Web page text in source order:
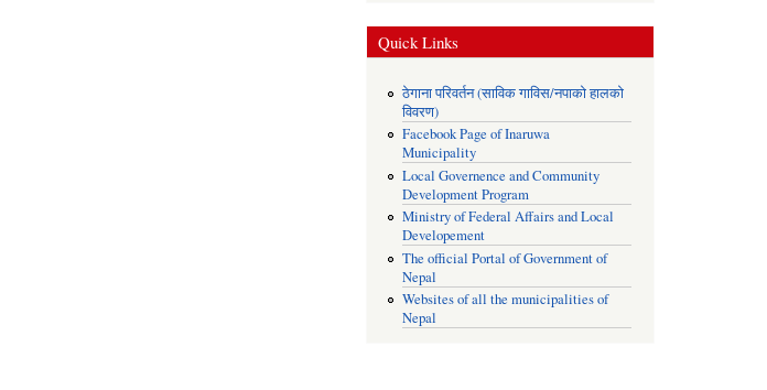
Quick Links
ठेगाना परिवर्तन (साविक गाविस/नपाको हालको
विवरण)
Facebook Page of Inaruwa
Municipality
Local Governence and Community
Development Program
Ministry of Federal Affairs and Local
Developement
The official Portal of Government of
Nepal
Websites of all the municipalities of
Nepal